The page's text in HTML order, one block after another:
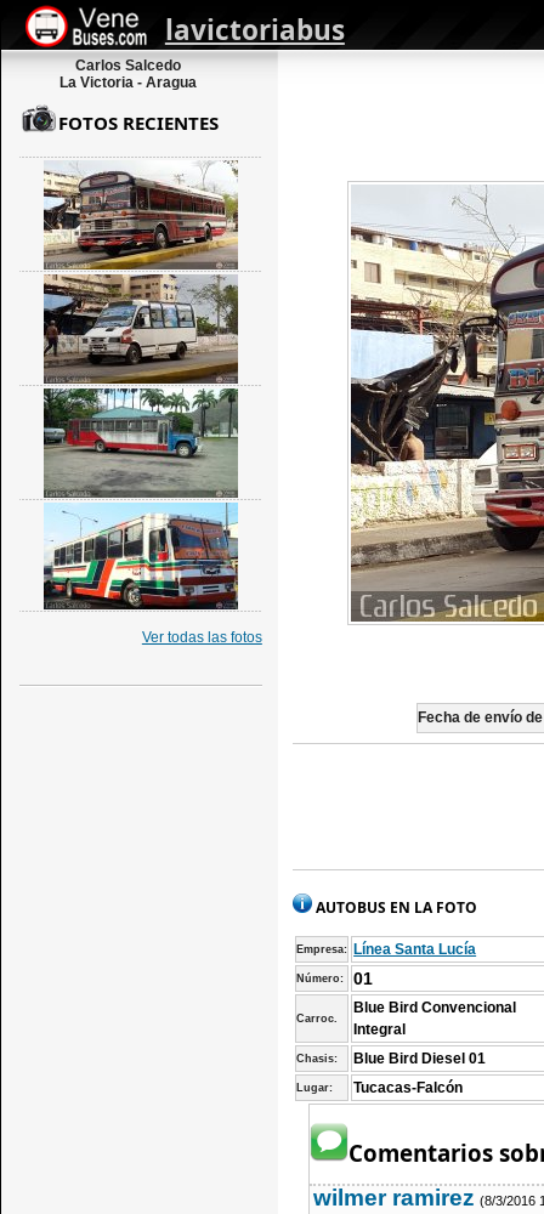
lavictoriabus
Carlos Salcedo
La Victoria - Aragua
Fecha de envío
AUTOBUS EN LA FOTO
Empresa: Línea Santa Lucía
Número: 01
Carroc.
Blue Bird Convencional
Integral
Chasis: Blue Bird Diesel 01
Lugar: Tucacas-Falcón
Comentarios
wilmer ramirez (8/3/2016
FOTOS RECIENTES
Ver todas las fotos